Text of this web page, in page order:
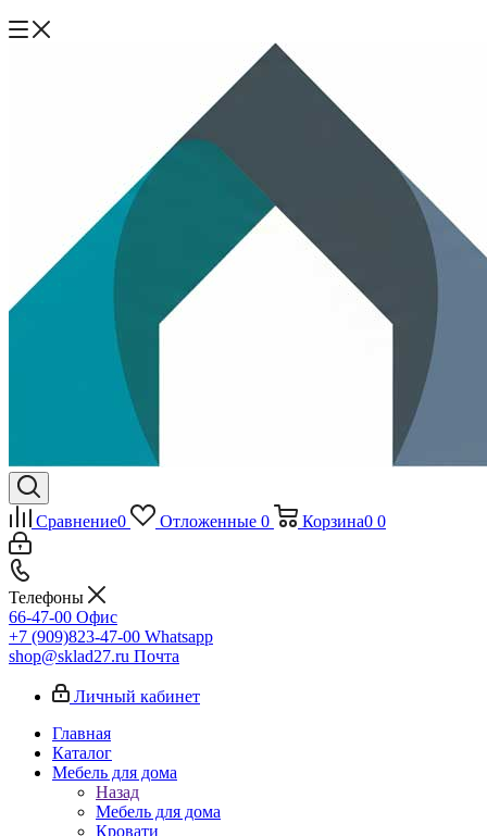
Сравнение0 Отложенные 0 Корзина0 0
Телефоны
66-47-00 Офис
+7 (909)823-47-00 Whatsapp
shop@sklad27.ru Почта
Личный кабинет
Главная
Каталог
Мебель для дома
Назад
Мебель для дома
Кровати